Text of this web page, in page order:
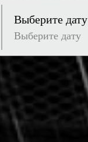
Выберите дату